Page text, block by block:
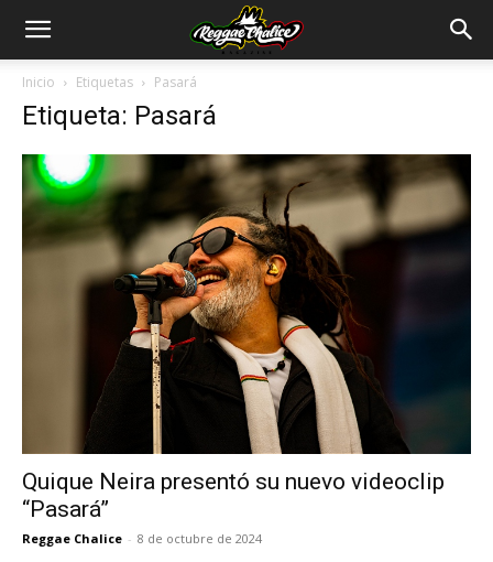
Inicio Etiquetas Pasará
Etiqueta: Pasará
Quique Neira presentó su nuevo videoclip
“Pasará”
Reggae Chalice - 8 de octubre de 2024